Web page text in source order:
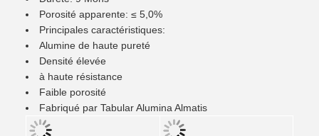
Porosité apparente: ≤ 5,0%
Principales caractéristiques:
Alumine de haute pureté
Densité élevée
à haute résistance
Faible porosité
Fabriqué par Tabular Alumina Almatis